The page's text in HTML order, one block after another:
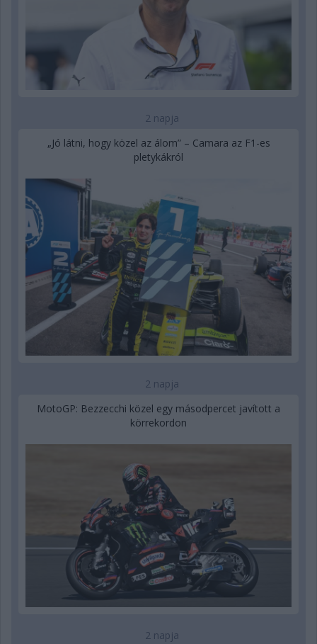
2 napja
„Jó látni, hogy közel az álom” – Camara az F1-es
pletykákról
2 napja
MotoGP: Bezzecchi közel egy másodpercet javított a
körrekordon
2 napja